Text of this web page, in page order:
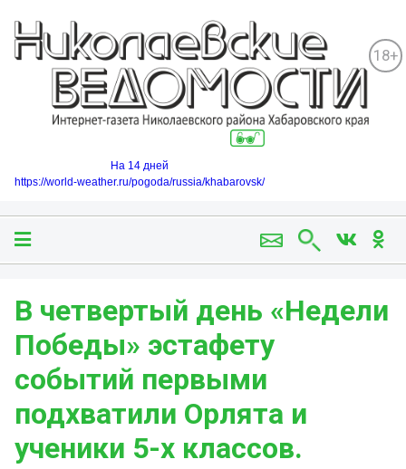
18+
На 14 дней
https://world-weather.ru/pogoda/russia/khabarovsk/
В четвертый день «Недели
Победы» эстафету
событий первыми
подхватили Орлята и
ученики 5-х классов.